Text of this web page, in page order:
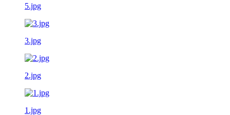
5.jpg
3.jpg
2.jpg
1.jpg